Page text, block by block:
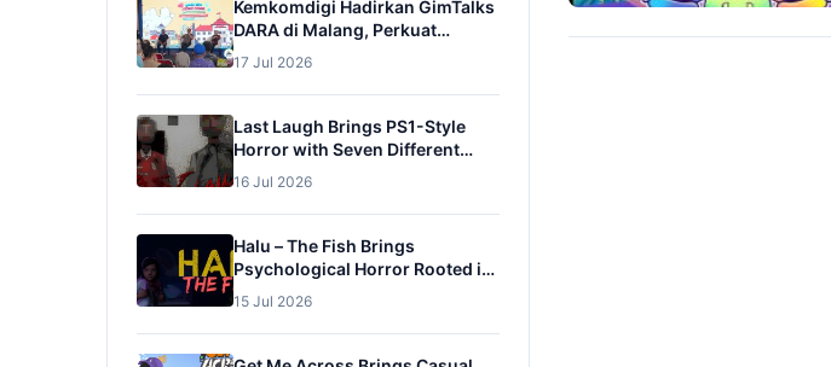
Kemkomdigi Hadirkan GimTalks
DARA di Malang, Perkuat
Pengasuhan Digital dan
Anak
17 Jul 2026
Last Laugh Brings PS1-Style
Horror with Seven Different
Endings
16 Jul 2026
Halu – The Fish Brings
Psychological Horror Rooted in
Obsession and Family Trauma
15 Jul 2026